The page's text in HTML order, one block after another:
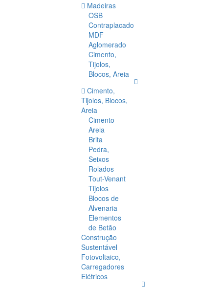
Madeiras
OSB
Contraplacado
MDF
Aglomerado
Cimento,
Tijolos,
Blocos, Areia
Cimento,
Tijolos, Blocos,
Areia
Cimento
Areia
Brita
Pedra,
Seixos
Rolados
Tout-Venant
Tijolos
Blocos de
Alvenaria
Elementos
de Betão
Construção
Sustentável
Fotovoltaico,
Carregadores
Elétricos